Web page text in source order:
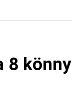
8